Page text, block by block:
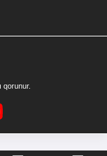
qorunur.